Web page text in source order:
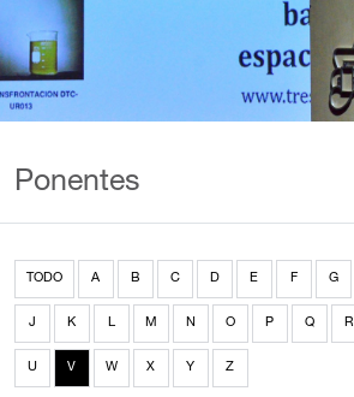
Ponentes
TODO A B C D E F G
J K L M N O P Q R
U V W X Y Z